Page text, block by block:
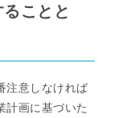
ことと
注意しなければ
計画に基づいた